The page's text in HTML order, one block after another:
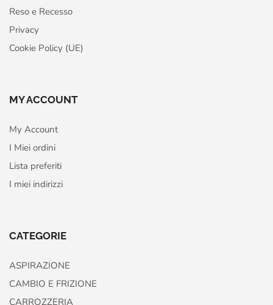
Reso e Recesso
Privacy
Cookie Policy (UE)
MY ACCOUNT
My Account
I Miei ordini
Lista preferiti
I miei indirizzi
CATEGORIE
ASPIRAZIONE
CAMBIO E FRIZIONE
CARROZZERIA